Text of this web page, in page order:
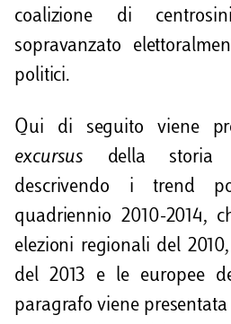
coalizione di
sopravanzato
politici.
Qui di seguito viene
excursus della storia
descrivendo i trend
quadriennio 2010-2014,
elezioni regionali del
del 2013 e le europee
paragrafo viene presentata